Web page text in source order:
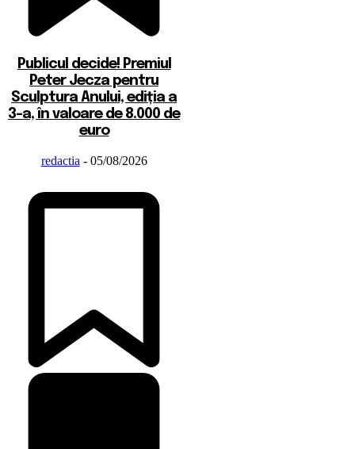
Publicul decide! Premiul
Peter Jecza pentru
Sculptura Anului, ediția a
3-a, în valoare de 8.000 de
euro
redactia - 05/08/2026